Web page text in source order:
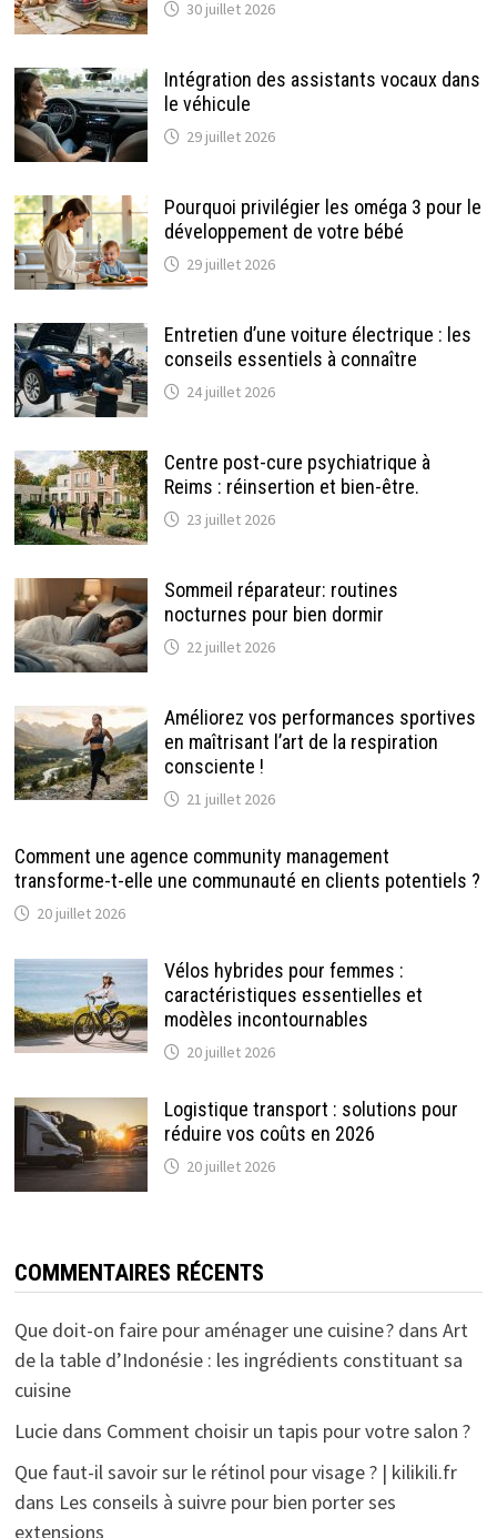
30 juillet 2026
Intégration des assistants vocaux dans
le véhicule
29 juillet 2026
Pourquoi privilégier les oméga 3 pour le
développement de votre bébé
29 juillet 2026
Entretien d’une voiture électrique : les
conseils essentiels à connaître
24 juillet 2026
Centre post-cure psychiatrique à
Reims : réinsertion et bien-être.
23 juillet 2026
Sommeil réparateur: routines
nocturnes pour bien dormir
22 juillet 2026
Améliorez vos performances sportives
en maîtrisant l’art de la respiration
consciente !
21 juillet 2026
Comment une agence community management
transforme-t-elle une communauté en clients potentiels ?
20 juillet 2026
Vélos hybrides pour femmes :
caractéristiques essentielles et
modèles incontournables
20 juillet 2026
Logistique transport : solutions pour
réduire vos coûts en 2026
20 juillet 2026
COMMENTAIRES RÉCENTS
Que doit-on faire pour aménager une cuisine ?dans Art
de la table d’Indonésie : les ingrédients constituant sa
cuisine
Luciedans Comment choisir un tapis pour votre salon ?
Que faut-il savoir sur le rétinol pour visage ? | kilikili.fr
dans Les conseils à suivre pour bien porter ses
extensions